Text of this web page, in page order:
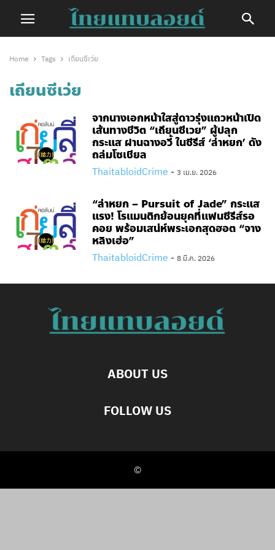
Home Tags เถียนซีเว่ย
เถียนซีเว่ย
จากนางเอกหน้าใสสู่ดาวรุ่งแถวหน้าเปิด
เส้นทางชีวิต “เถียนซีเวย” ผู้ปลุก
กระแส ฝานฉางอวี้ ในซีรีส์ ‘ล่าหยก’​ ดัง
ถล่มโซเชียล
ThaitabloidCrime - 3 เม.ย. 2026
“ล่าหยก – Pursuit of Jade” กระแส
แรง! โรแมนติกย้อนยุคที่แฟนซีรีส์รอ
คอย พร้อมเสน่ห์พระเอกสุดฮอต “จาง
หลิงเฮ่อ”
ThaitabloidCrime - 8 มี.ค. 2026
ABOUT US
FOLLOW US
©